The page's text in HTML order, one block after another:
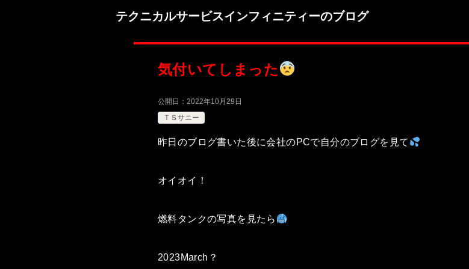
テクニカルサービスインフィニティーのブログ
気付いてしまった
公開日： 2022年10月29日
ＴＳサニー
昨日のブログ書いた後に会社のPCで自分のブログを見て
オイオイ！
燃料タンクの写真を見たら
2023March？